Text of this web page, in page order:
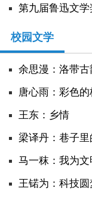
第九届鲁迅文
校园文学
余思漫：洛带
唐心雨：彩色的
王东：乡情
梁译丹：巷子
马一秣：我为
王锘为：科技圆